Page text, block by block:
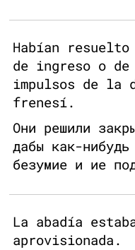
Habían
de ingreso o
impulsos de la
frenesí.
Они решили
дабы как-
безумие и ие
La abadía
aprovisionada.